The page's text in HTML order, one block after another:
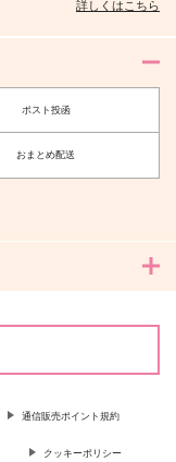
詳しくはこちら
ポスト投函
おまとめ配送
通信販売ポイント規約
クッキーポリシー